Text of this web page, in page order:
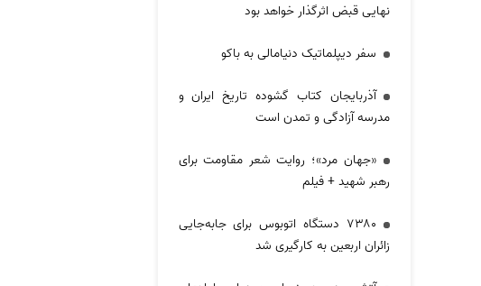
نهایی قبض اثرگذار خواهد بود
سفر دیپلماتیک دنیامالی به باکو
آذربایجان کتاب گشوده تاریخ ایران و
مدرسه آزادگی و تمدن است
«جهان مرد»؛ روایت شعر مقاومت برای
رهبر شهید + فیلم
۷۳۸۰ دستگاه اتوبوس برای جابه‌جایی
زائران اربعین به کارگیری شد